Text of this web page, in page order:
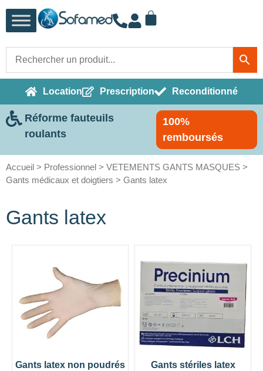
Location Prescription Reconditionné
Réforme fauteuils
roulants
100%
remboursés
Accueil > Professionnel > VETEMENTS GANTS MASQUES >
Gants médicaux et doigtiers > Gants latex
Gants latex
Gants latex non poudrés
Gants stériles latex